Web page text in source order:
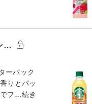
…
ーバック
りとパッ
フ…続き